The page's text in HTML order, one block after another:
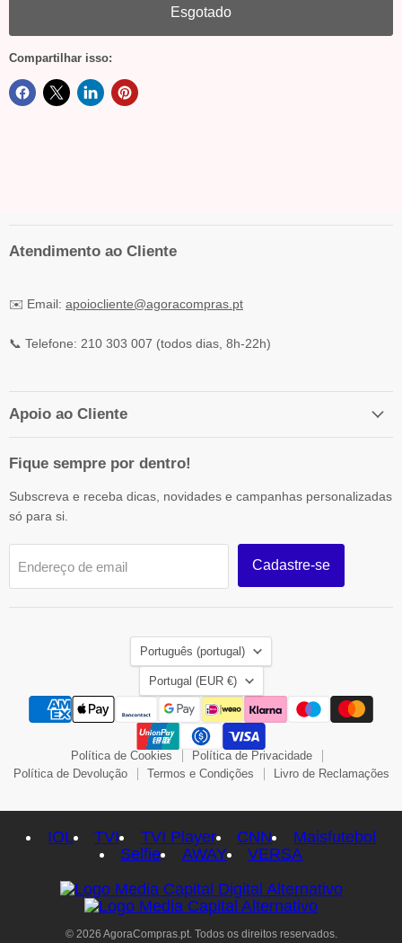
Esgotado
Compartilhar isso:
Atendimento ao Cliente
✉️ Email: apoiocliente@agoracompras.pt
📞 Telefone: 210 303 007 (todos dias, 8h-22h)
Apoio ao Cliente
Fique sempre por dentro!
Subscreva e receba dicas, novidades e campanhas personalizadas
só para si.
Endereço de email Cadastre-se
Idioma
Português (portugal)
País
Portugal (EUR €)
Política de Cookies
Política de Privacidade
Política de Devolução
Termos e Condições Livro de Reclamações
IOL TVI TVI Player CNN
Maisfutebol
Selfie
AWAY VERSA
© 2026 AgoraCompras.pt. Todos os direitos reservados.